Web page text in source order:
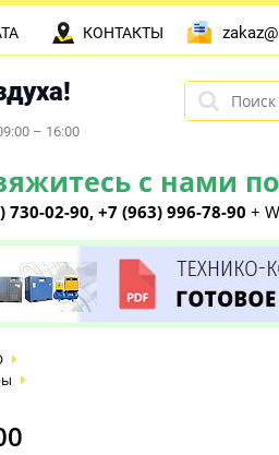
– 16:00
с нами по
730-02-90, +7 (963) 996-78-90 +
КОНТАКТЫ